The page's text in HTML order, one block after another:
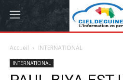
Accueil INTERNATIONAL
INTERNATIONAL